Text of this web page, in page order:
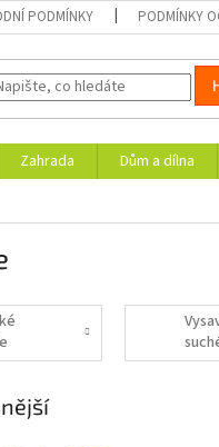
PODMÍNKY PODMÍNKY
Zahrada Dům a dílna